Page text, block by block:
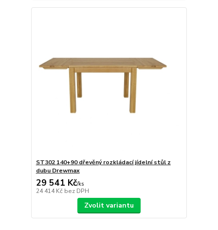
ST302 140+90 dřevěný rozkládací jídelní stůl z
dubu Drewmax
29 541 Kč/ks
24 414 Kč bez DPH
Zvolit variantu